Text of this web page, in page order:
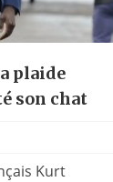
plaide
son chat
Kurt